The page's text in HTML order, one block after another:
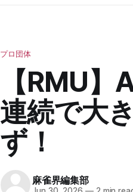
プロ団体
【RMU
連続で大
ず！
麻雀界編集部